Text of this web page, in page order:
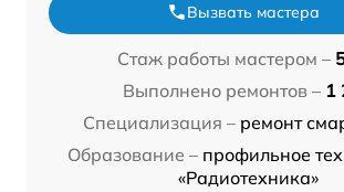
Вызвать мастера
Стаж работы мастером –
Выполнено ремонтов – 1
Специализация – ремонт
Образование – профильное
«Радиотехника»